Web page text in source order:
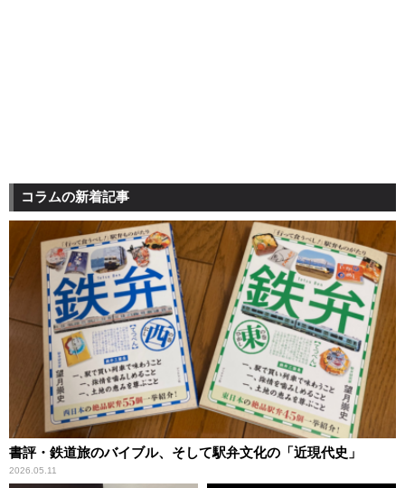
コラムの新着記事
書評・鉄道旅のバイブル、そして駅弁文化の「近現代史」
2026.05.11